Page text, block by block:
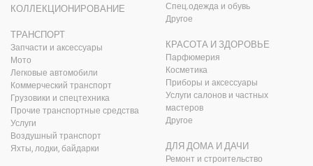
КОЛЛЕКЦИОНИРОВАНИЕ
ТРАНСПОРТ
Запчасти и аксессуары
Мото
Легковые автомобили
Коммерческий транспорт
Грузовики и спецтехника
Прочие транспортные средства
Услуги
Воздушный транспорт
Яхты, лодки, байдарки
Спец.одежда и обувь
Другое
КРАСОТА И ЗДОРОВЬЕ
Парфюмерия
Косметика
Приборы и аксессуары
Услуги салонов и частных
мастеров
Другое
ДЛЯ ДОМА И ДАЧИ
Ремонт и строительство